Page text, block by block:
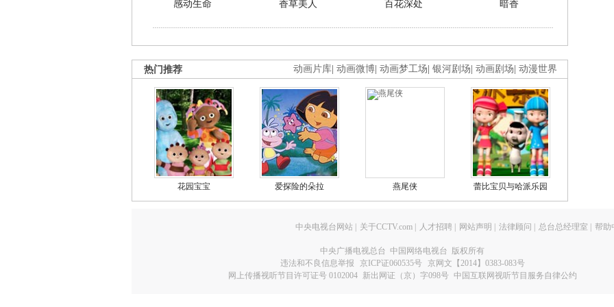
感动生命 香草美人 百花深处 暗香
动画片库 动画微博 动画梦工场 银河剧场 动画剧场 动漫世界
热门推荐
花园宝宝 爱探险的朵拉 燕尾侠 蕾比宝贝与哈派乐园
中央电视台网站 关于CCTV.com 人才招聘 网站声明 法律顾问 总台总经理室 帮助
中央广播电视总台 中国网络电视台 版权所有
违法和不良信息举报
京ICP证060535号
京网文【2014】0383-083号
网上传播视听节目许可证号 0102004 新出网证（京）字098号 中国互联网视听节目服务自律公约